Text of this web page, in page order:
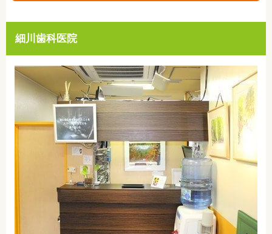
細川歯科医院